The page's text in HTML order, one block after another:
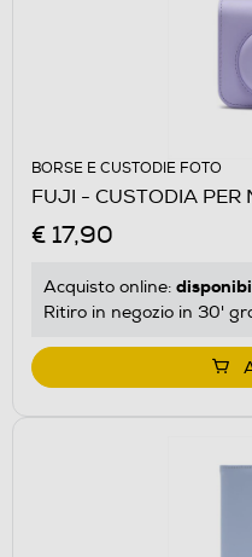
BORSE E CUSTODIE FOTO
FUJI - CUSTODIA PER
€ 17,90
Acquisto online:
Ritiro in negozio in 30'